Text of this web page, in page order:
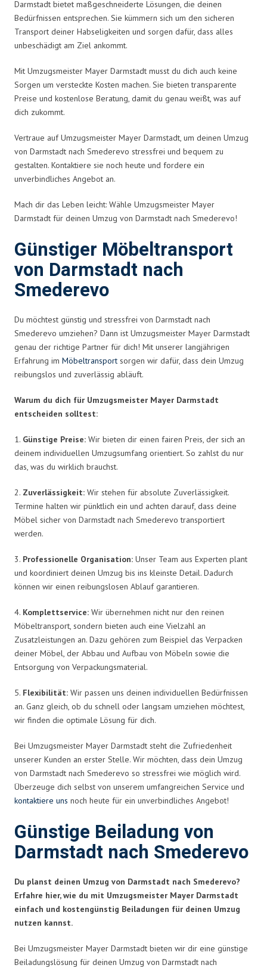
Darmstadt bietet maßgeschneiderte Lösungen, die deinen
Bedürfnissen entsprechen. Sie kümmern sich um den sicheren
Transport deiner Habseligkeiten und sorgen dafür, dass alles
unbeschädigt am Ziel ankommt.
Mit Umzugsmeister Mayer Darmstadt musst du dich auch keine
Sorgen um versteckte Kosten machen. Sie bieten transparente
Preise und kostenlose Beratung, damit du genau weißt, was auf
dich zukommt.
Vertraue auf Umzugsmeister Mayer Darmstadt, um deinen Umzug
von Darmstadt nach Smederevo stressfrei und bequem zu
gestalten. Kontaktiere sie noch heute und fordere ein
unverbindliches Angebot an.
Mach dir das Leben leicht: Wähle Umzugsmeister Mayer
Darmstadt für deinen Umzug von Darmstadt nach Smederevo!
Günstiger Möbeltransport
von Darmstadt nach
Smederevo
Du möchtest günstig und stressfrei von Darmstadt nach
Smederevo umziehen? Dann ist Umzugsmeister Mayer Darmstadt
genau der richtige Partner für dich! Mit unserer langjährigen
Erfahrung im Möbeltransport sorgen wir dafür, dass dein Umzug
reibungslos und zuverlässig abläuft.
Warum du dich für Umzugsmeister Mayer Darmstadt
entscheiden solltest:
1. Günstige Preise: Wir bieten dir einen fairen Preis, der sich an
deinem individuellen Umzugsumfang orientiert. So zahlst du nur
das, was du wirklich brauchst.
2. Zuverlässigkeit: Wir stehen für absolute Zuverlässigkeit.
Termine halten wir pünktlich ein und achten darauf, dass deine
Möbel sicher von Darmstadt nach Smederevo transportiert
werden.
3. Professionelle Organisation: Unser Team aus Experten plant
und koordiniert deinen Umzug bis ins kleinste Detail. Dadurch
können wir einen reibungslosen Ablauf garantieren.
4. Komplettservice: Wir übernehmen nicht nur den reinen
Möbeltransport, sondern bieten auch eine Vielzahl an
Zusatzleistungen an. Dazu gehören zum Beispiel das Verpacken
deiner Möbel, der Abbau und Aufbau von Möbeln sowie die
Entsorgung von Verpackungsmaterial.
5. Flexibilität: Wir passen uns deinen individuellen Bedürfnissen
an. Ganz gleich, ob du schnell oder langsam umziehen möchtest,
wir finden die optimale Lösung für dich.
Bei Umzugsmeister Mayer Darmstadt steht die Zufriedenheit
unserer Kunden an erster Stelle. Wir möchten, dass dein Umzug
von Darmstadt nach Smederevo so stressfrei wie möglich wird.
Überzeuge dich selbst von unserem umfangreichen Service und
kontaktiere uns noch heute für ein unverbindliches Angebot!
Günstige Beiladung von
Darmstadt nach Smederevo
Du planst deinen Umzug von Darmstadt nach Smederevo?
Erfahre hier, wie du mit Umzugsmeister Mayer Darmstadt
einfach und kostengünstig Beiladungen für deinen Umzug
nutzen kannst.
Bei Umzugsmeister Mayer Darmstadt bieten wir dir eine günstige
Beiladungslösung für deinen Umzug von Darmstadt nach